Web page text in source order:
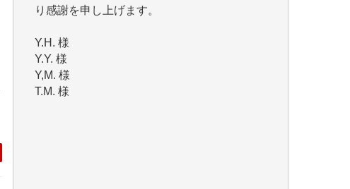
Y.H. 様
Y,M. 様
T.M. 様
マツモト ヤスアキ 様
マシオン 恵美香 様